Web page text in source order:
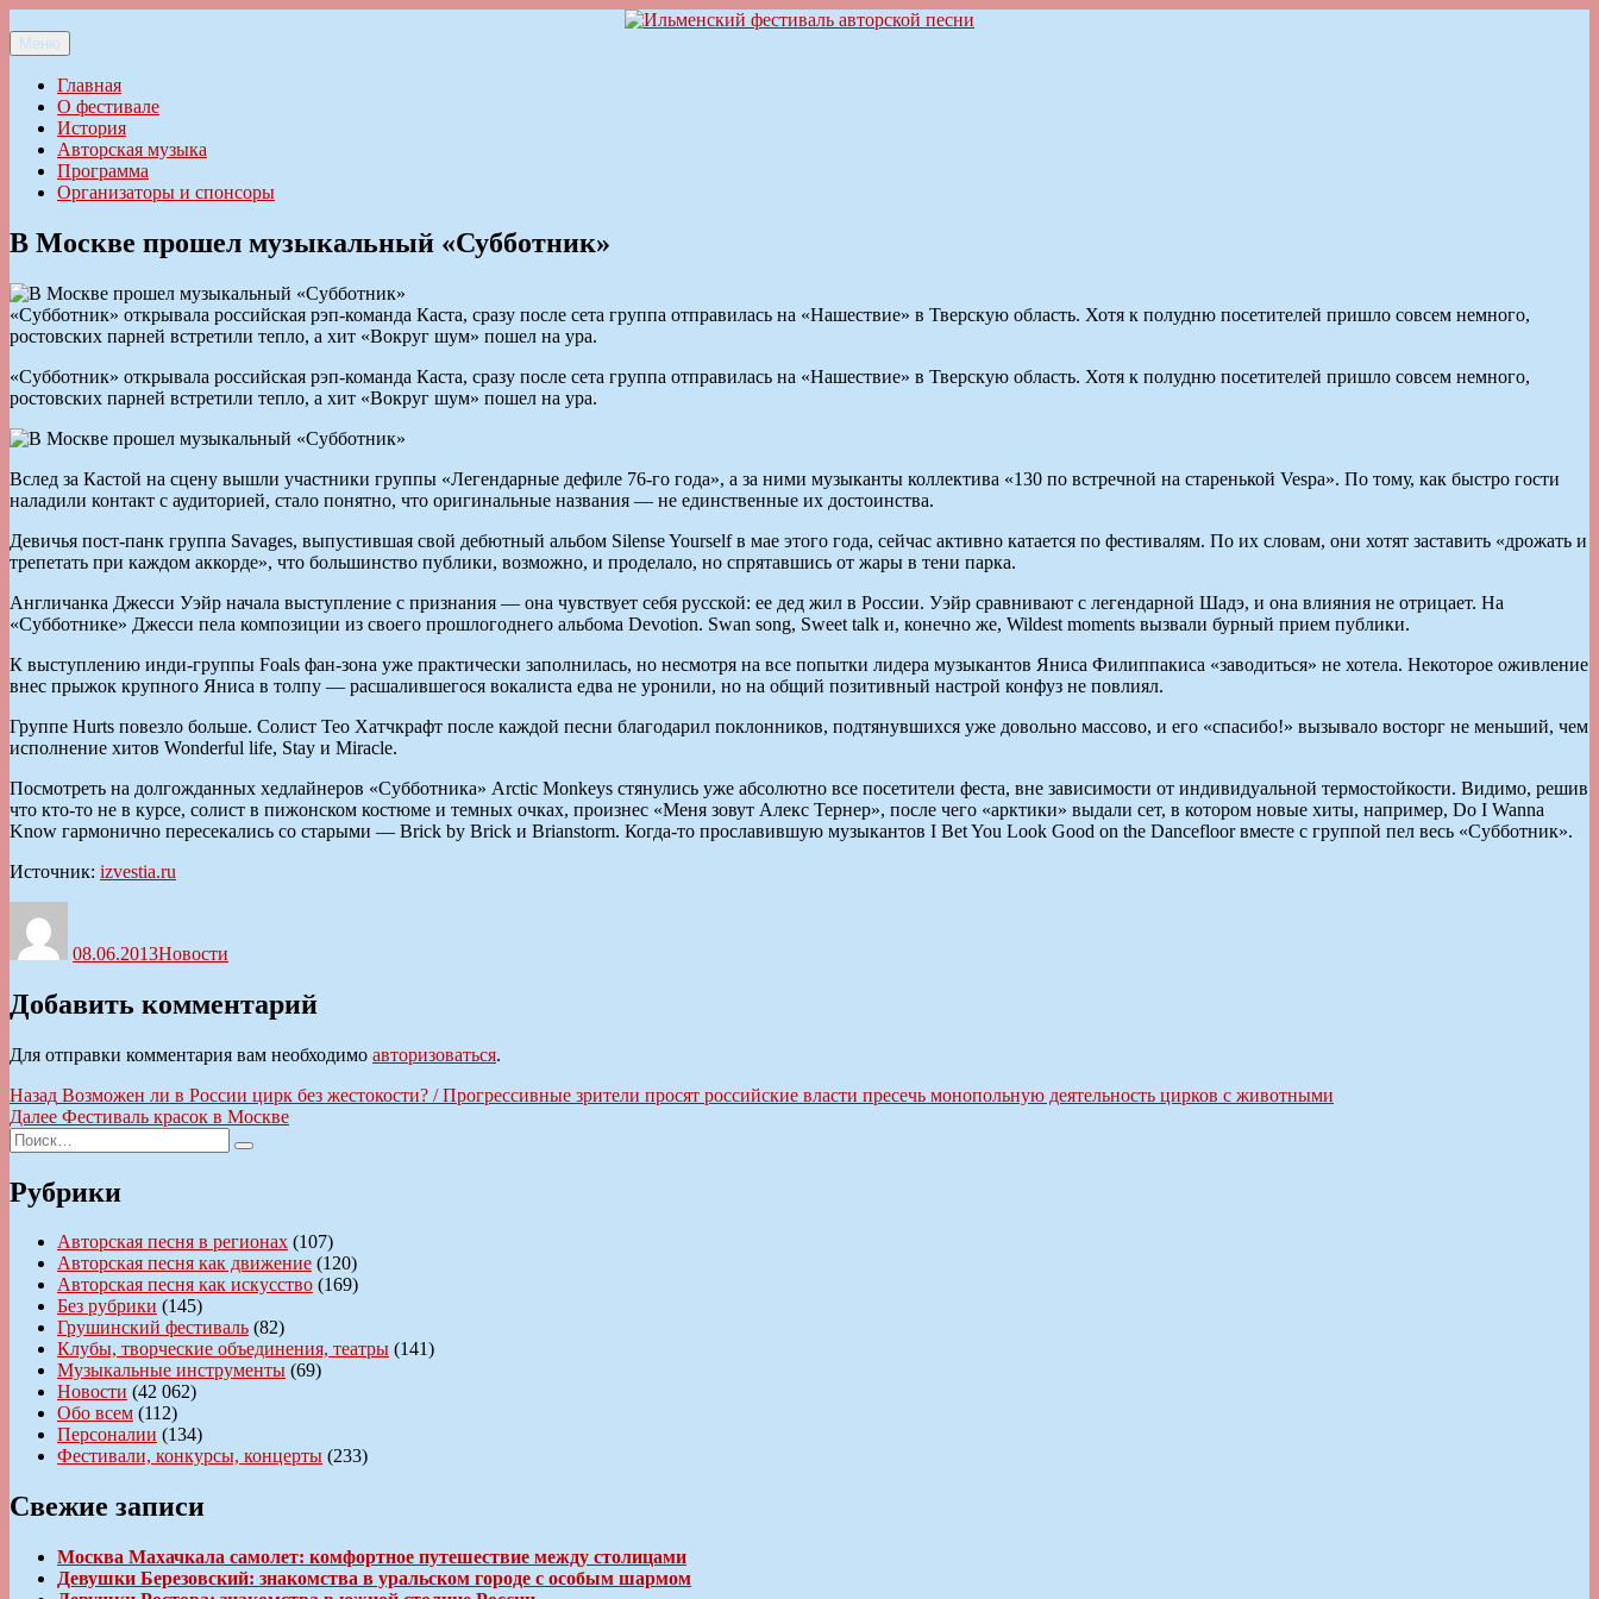
к
содержимому
Ильменский фестиваль авторской песни
Меню
Главная
О фестивале
История
Авторская музыка
Программа
Организаторы и спонсоры
В Москве прошел музыкальный «Субботник»
«Субботник» открывала российская рэп-команда Каста, сразу после сета группа отправилась на «Нашествие» в Тверскую область. Хотя к полудню посетителей пришло совсем немного,
ростовских парней встретили тепло, а хит «Вокруг шум» пошел на ура.
«Субботник» открывала российская рэп-команда Каста, сразу после сета группа отправилась на «Нашествие» в Тверскую область. Хотя к полудню посетителей пришло совсем немного,
ростовских парней встретили тепло, а хит «Вокруг шум» пошел на ура.
Вслед за Кастой на сцену вышли участники группы «Легендарные дефиле 76-го года», а за ними музыканты коллектива «130 по встречной на старенькой Vespa». По тому, как быстро гости
наладили контакт с аудиторией, стало понятно, что оригинальные названия — не единственные их достоинства.
Девичья пост-панк группа Savages, выпустившая свой дебютный альбом Silense Yourself в мае этого года, сейчас активно катается по фестивалям. По их словам, они хотят заставить «дрожать и
трепетать при каждом аккорде», что большинство публики, возможно, и проделало, но спрятавшись от жары в тени парка.
Англичанка Джесси Уэйр начала выступление с признания — она чувствует себя русской: ее дед жил в России. Уэйр сравнивают с легендарной Шадэ, и она влияния не отрицает. На
«Субботнике» Джесси пела композиции из своего прошлогоднего альбома Devotion. Swan song, Sweet talk и, конечно же, Wildest moments вызвали бурный прием публики.
К выступлению инди-группы Foals фан-зона уже практически заполнилась, но несмотря на все попытки лидера музыкантов Яниса Филиппакиса «заводиться» не хотела. Некоторое оживление
внес прыжок крупного Яниса в толпу — расшалившегося вокалиста едва не уронили, но на общий позитивный настрой конфуз не повлиял.
Группе Hurts повезло больше. Солист Тео Хатчкрафт после каждой песни благодарил поклонников, подтянувшихся уже довольно массово, и его «спасибо!» вызывало восторг не меньший, чем
исполнение хитов Wonderful life, Stay и Miracle.
Посмотреть на долгожданных хедлайнеров «Субботника» Arctic Monkeys стянулись уже абсолютно все посетители феста, вне зависимости от индивидуальной термостойкости. Видимо, решив
что кто-то не в курсе, солист в пижонском костюме и темных очках, произнес «Меня зовут Алекс Тернер», после чего «арктики» выдали сет, в котором новые хиты, например, Do I Wanna
Know гармонично пересекались со старыми — Brick by Brick и Brianstorm. Когда-то прославившую музыкантов I Bet You Look Good on the Dancefloor вместе с группой пел весь «Субботник».
Источник: izvestia.ru
08.06.2013Новости
Добавить комментарий
Для отправки комментария вам необходимо авторизоваться.
Навигация
по
записям
Назад Предыдущая
запись:
Возможен ли в России цирк без жестокости? / Прогрессивные зрители просят российские власти пресечь монопольную деятельность цирков с животными
Далее Следующая
Фестиваль красок в Москве
Искать:
Поиск
Рубрики
Авторская песня в регионах (107)
Авторская песня как движение (120)
Авторская песня как искусство (169)
Без рубрики (145)
Грушинский фестиваль (82)
Клубы, творческие объединения, театры (141)
Музыкальные инструменты (69)
Новости (42 062)
Обо всем (112)
Персоналии (134)
Фестивали, конкурсы, концерты (233)
Свежие записи
Москва Махачкала самолет: комфортное путешествие между столицами
Девушки Березовский: знакомства в уральском городе с особым шармом